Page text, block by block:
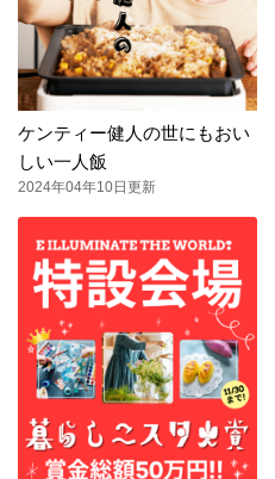
ケンティー健人の世にもおい
しい一人飯
2024年04年10日更新